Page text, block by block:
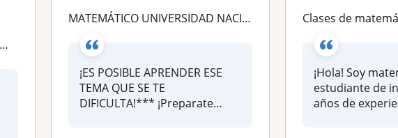
MATEMÁTICO UNIVERSIDAD NACIONAL. ASESORÍAS EN ÁLGEBRA, ANALÍSIS, VARIABLE COMPLEJA, ÁLGEBRA LINEAL, CÁLCULO (VECTORIAL, INTEGRAL, DIFERENCIAL, EDO)
¡ES POSIBLE APRENDER ESE
TEMA QUE SE TE
DIFICULTA!*** ¡Preparate
Clases de matemáticas a distinto niveles de
¡Hola! Soy
estudiante de
años de